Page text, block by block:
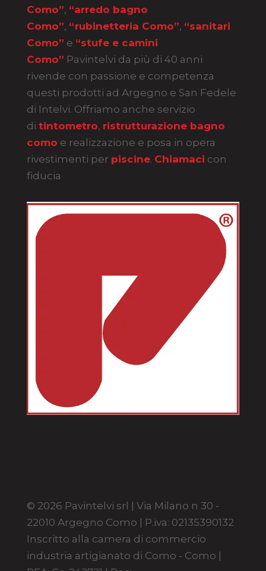
Como”, “arredo bagno
Como”, “rubinetteria Como”, “sanitari
Como” e “stufe e camini
Como” Pavintelvi da più di 40 anni
rivende con passione e competenza
questi prodotti ad Argegno e San Fedele
di Intelvi. Offriamo anche servizio
di tintometro, ristrutturazione bagno
como e realizzazione e posa in opera
rivestimenti per piscine. Chiamaci con
fiducia
© 2026 Pavintelvi srl | Via Milano n 30 -
22010 Argegno Como | P.iva: 02135390132
Inscritto alla camera di commercio
industria artigianato di Como - Como |